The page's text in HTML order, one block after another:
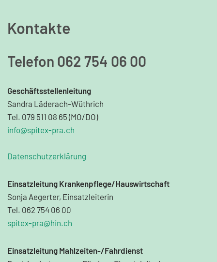
Kontakte
Telefon 062 754 06 00
Geschäftsstellenleitung
Sandra Läderach-Wüthrich
Tel. 079 511 08 65 (MO/DO)
info@spitex-pra.ch
Datenschutzerklärung
Einsatzleitung Krankenpflege/Hauswirtschaft
Sonja Aegerter, Einsatzleiterin
Tel. 062 754 06 00
spitex-pra@hin.ch
Einsatzleitung Mahlzeiten-/Fahrdienst